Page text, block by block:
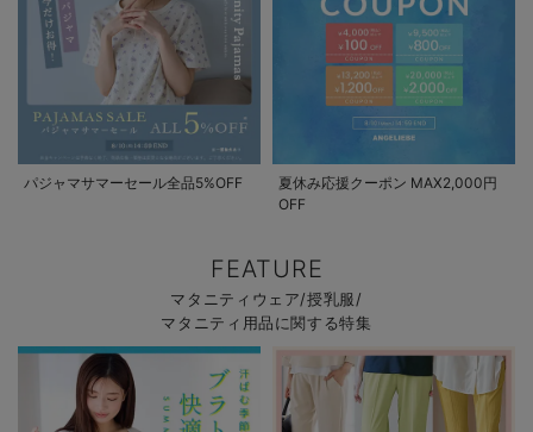
パジャマサマーセール全品5%OFF
夏休み応援クーポン MAX2,000円
OFF
FEATURE
マタニティウェア/授乳服/
マタニティ用品に関する特集